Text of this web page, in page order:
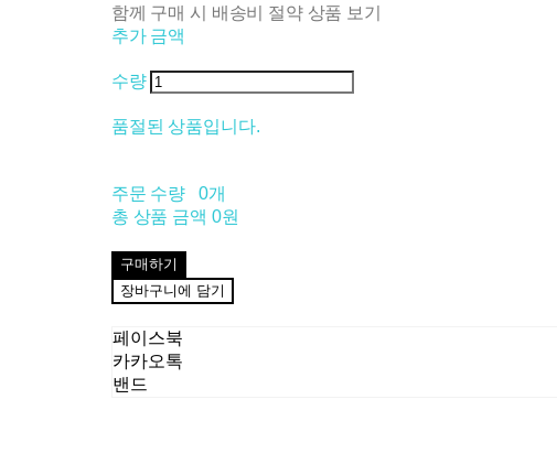
함께 구매 시 배송비 절약 상품 보기
추가 금액
수량
품절된 상품입니다.
주문 수량
0개
총 상품 금액 0원
구매하기
장바구니에 담기
페이스북
카카오톡
밴드